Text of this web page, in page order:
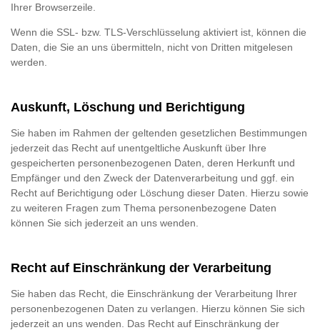
Ihrer Browserzeile.
Wenn die SSL- bzw. TLS-Verschlüsselung aktiviert ist, können die
Daten, die Sie an uns übermitteln, nicht von Dritten mitgelesen
werden.
Auskunft, Löschung und Berichtigung
Sie haben im Rahmen der geltenden gesetzlichen Bestimmungen
jederzeit das Recht auf unentgeltliche Auskunft über Ihre
gespeicherten personenbezogenen Daten, deren Herkunft und
Empfänger und den Zweck der Datenverarbeitung und ggf. ein
Recht auf Berichtigung oder Löschung dieser Daten. Hierzu sowie
zu weiteren Fragen zum Thema personenbezogene Daten
können Sie sich jederzeit an uns wenden.
Recht auf Einschränkung der Verarbeitung
Sie haben das Recht, die Einschränkung der Verarbeitung Ihrer
personenbezogenen Daten zu verlangen. Hierzu können Sie sich
jederzeit an uns wenden. Das Recht auf Einschränkung der